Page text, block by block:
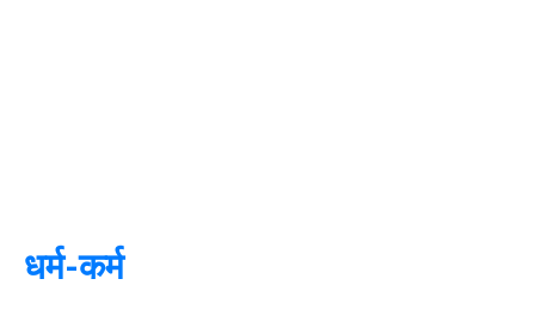
धर्म-कर्म